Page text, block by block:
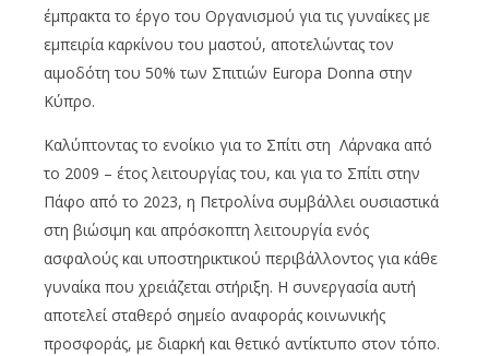
έμπρακτα το έργο του Οργανισμού για τις γυναίκες με
εμπειρία καρκίνου του μαστού, αποτελώντας τον
αιμοδότη του 50% των Σπιτιών Europa Donna στην
Κύπρο.
Καλύπτοντας το ενοίκιο για το Σπίτι στη Λάρνακα από
το 2009 – έτος λειτουργίας του, και για το Σπίτι στην
Πάφο από το 2023, η Πετρολίνα συμβάλλει ουσιαστικά
στη βιώσιμη και απρόσκοπτη λειτουργία ενός
ασφαλούς και υποστηρικτικού περιβάλλοντος για κάθε
γυναίκα που χρειάζεται στήριξη. Η συνεργασία αυτή
αποτελεί σταθερό σημείο αναφοράς κοινωνικής
προσφοράς, με διαρκή και θετικό αντίκτυπο στον τόπο.